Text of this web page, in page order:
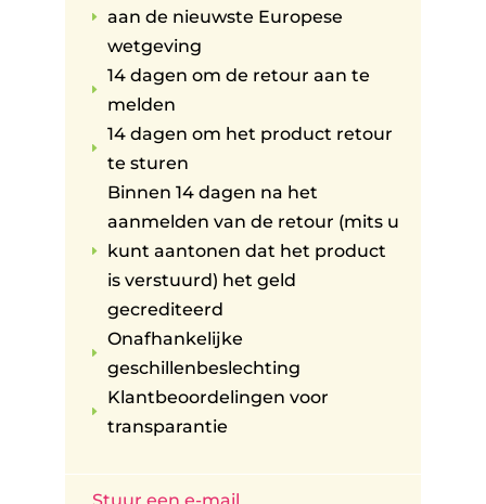
E
aan de nieuwste Europese
wetgeving
E
14 dagen om de retour aan te
melden
E
14 dagen om het product retour
te sturen
E
Binnen 14 dagen na het
aanmelden van de retour (mits u
kunt aantonen dat het product
is verstuurd) het geld
gecrediteerd
E
Onafhankelijke
geschillenbeslechting
E
Klantbeoordelingen voor
transparantie